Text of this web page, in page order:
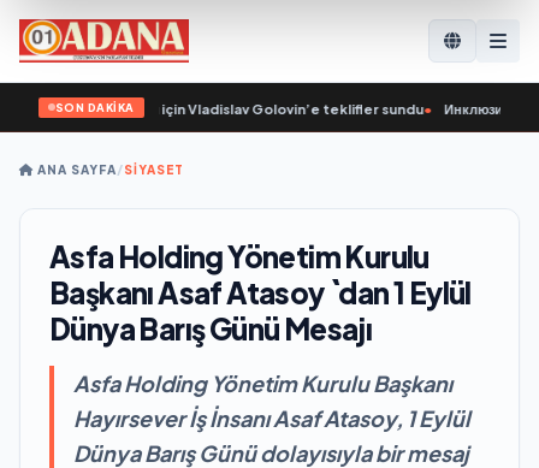
SON DAKİKA
Halk Programı için Vladislav Golovin’e teklifler sundu • Инклюзивные
ANA SAYFA/SİYASET
Asfa Holding Yönetim Kurulu
Başkanı Asaf Atasoy `dan 1 Eylül
Dünya Barış Günü Mesajı
Asfa Holding Yönetim Kurulu Başkanı
Hayırsever İş İnsanı Asaf Atasoy, 1 Eylül
Dünya Barış Günü dolayısıyla bir mesaj